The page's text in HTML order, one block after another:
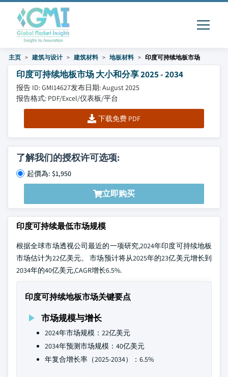
主页 建筑与设计 建筑材料 地板材料 印度可持续地板市场
印度可持续地板市场 大小和分享 2025 - 2034
报告 ID: GMI14627发布日期: August 2025
报告格式: PDF/Excel/仪表板/平台
下载免费 PDF
了解我们的授权许可选项:
起價為: $1,950
立即购买
印度可持续最低市场规模
根据全球市场透视公司最近的一项研究,2024年印度可持续地板
市场估计为22亿美元。 市场预计将从2025年的23亿美元增长到
2034年的40亿美元,CAGR增长6.5%.
印度可持续地板市场关键要点
市场规模与增长
2024年市场规模：22亿美元
2034年预测市场规模：40亿美元
年复合增长率（2025-2034）：6.5%